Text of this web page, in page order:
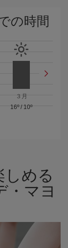
の時間
３月
16º/ 10º
める
・マヨ